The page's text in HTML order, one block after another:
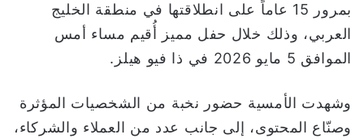
ا
بمرور 15 عاماً على انطلاقتها في منطقة الخليج
العربي، وذلك خلال حفل مميز أُقيم مساء أمس
الموافق 5 مايو 2026 في ذا فيو هيلز.
وشهدت الأمسية حضور نخبة من الشخصيات المؤثرة
وصنّاع المحتوى، إلى جانب عدد من العملاء والشركاء،